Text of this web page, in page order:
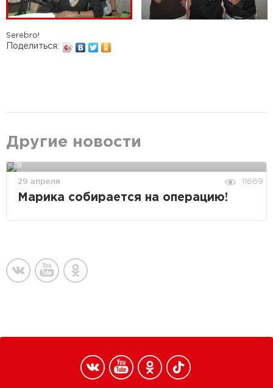
Serebro!
Поделиться:
Другие новости
29 апреля 11669
Марика собирается на операцию!